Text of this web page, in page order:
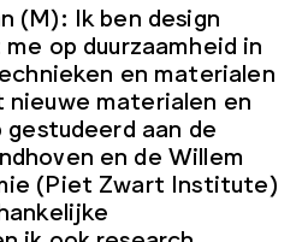
(M): Ik ben design
op duurzaamheid in
en materialen
materialen en
aan de
en de Willem
(Piet Zwart Institute)